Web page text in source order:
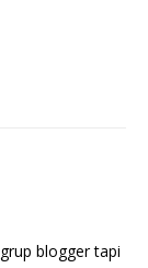
blogger tapi